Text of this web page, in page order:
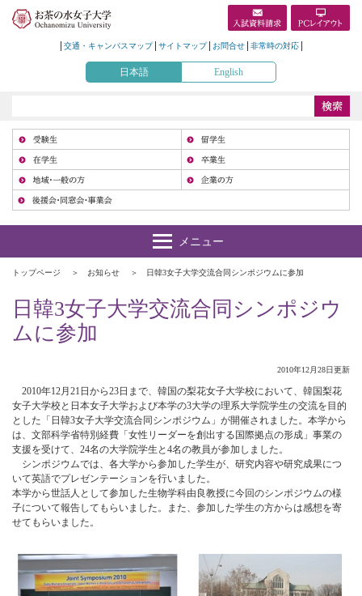
交通・キャンパスマップ サイトマップ お問合せ 非常時の対応
日本語 English
トップページ お知らせ 日韓3女子大学交流合同シンポジウムに参加
日韓3女子大学交流合同シンポジウ
ムに参加
2010年12月28日更新
2010年12月21日から23日まで、韓国の梨花女子大学校において、韓国梨花
女子大学校と日本女子大学および本学の3大学の理系大学院学生の交流を目的
とした「日韓3女子大学交流合同シンポジウム」が開催されました。本学から
は、文部科学省特別経費「女性リーダーを創出する国際拠点の形成」事業の
支援を受けて、24名の大学院学生と4名の教員が参加しました。
シンポジウムでは、各大学から参加した学生が、研究内容や研究成果につ
いて英語でプレゼンテーションを行いました。
本学から世話人として参加した生物学科由良教授に今回のシンポジウムの様
子について報告してもらいました。また、参加した学生の方からは感想を寄
せてもらいました。